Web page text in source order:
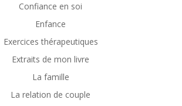
Confiance en soi
Enfance
Exercices thérapeutiques
Extraits de mon livre
La famille
La relation de couple